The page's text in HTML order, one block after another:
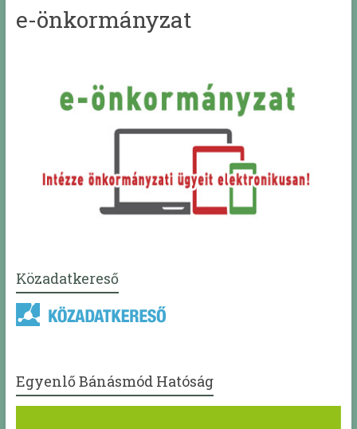
e-önkormányzat
Közadatkereső
Egyenlő Bánásmód Hatóság